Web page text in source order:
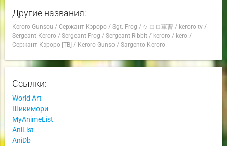
Другие названия:
Keroro Gunsou / Сержант Кэроро/ Sgt. Frog / ケロロ軍曹/ keroro tv/
Sergeant Keroro/ Sergeant Frog / Sergeant Ribbit/ keroro/ kero/
Сержант Кэроро [ТВ] / Keroro Gunso/ Sargento Keroro
Ссылки:
World Art
Шикимори
MyAnimeList
AniList
AniDb